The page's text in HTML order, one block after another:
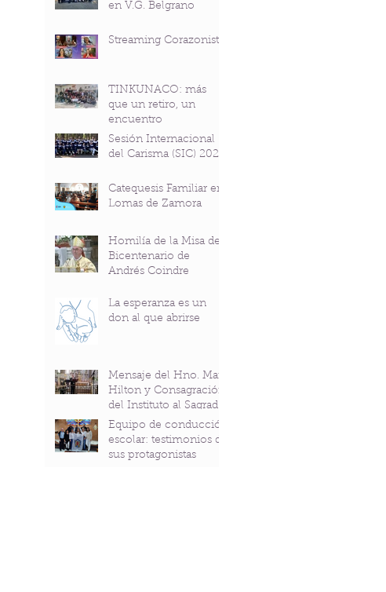
en V.G. Belgrano
Streaming Corazonista
TINKUNACO: más
que un retiro, un
encuentro
Sesión Internacional
del Carisma (SIC) 2026
Catequesis Familiar en
Lomas de Zamora
Homilía de la Misa del
Bicentenario de
Andrés Coindre
La esperanza es un
don al que abrirse
Mensaje del Hno. Mark
Hilton y Consagración
del Instituto al Sagrado
Corazón en el
Bicentenario del P.
Andrés Coindre
Equipo de conducción
escolar: testimonios de
sus protagonistas